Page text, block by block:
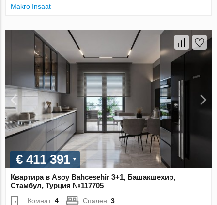
Makro Insaat
€ 411 391
Квартира в Asoy Bahcesehir 3+1, Башакшехир,
Стамбул, Турция №117705
Комнат:4 Спален:3